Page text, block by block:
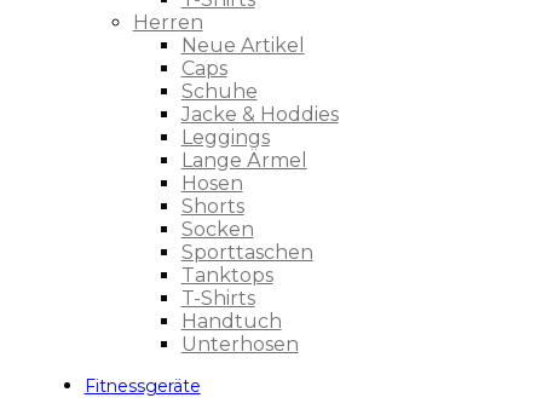
Herren
Neue Artikel
Caps
Schuhe
Jacke & Hoddies
Leggings
Lange Ärmel
Hosen
Shorts
Socken
Sporttaschen
Tanktops
T-Shirts
Handtuch
Unterhosen
Fitnessgeräte